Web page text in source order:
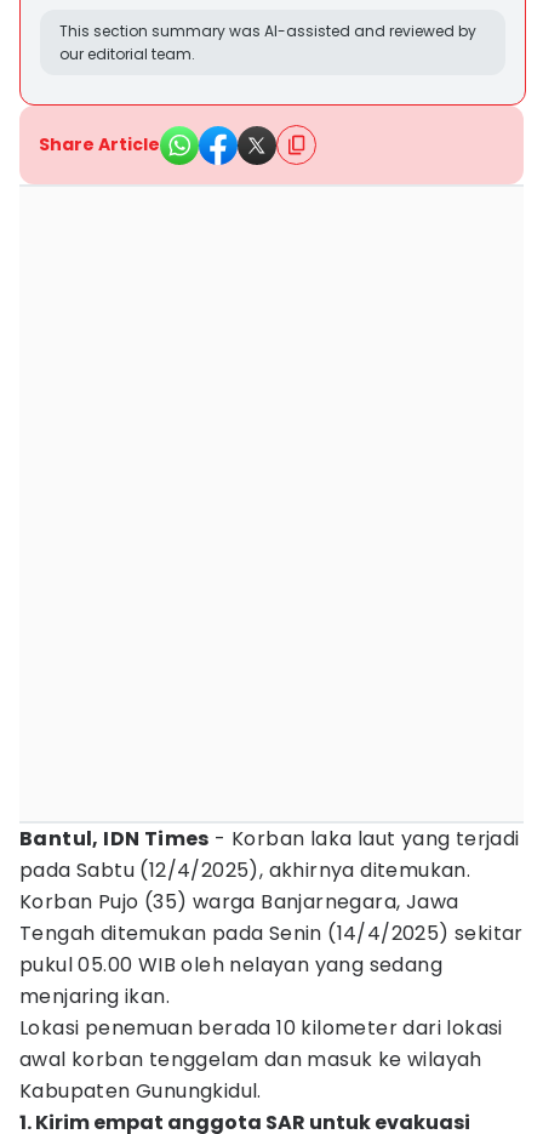
This section summary was AI-assisted and reviewed by
our editorial team.
Share Article
Bantul, IDN Times - Korban laka laut yang terjadi
pada Sabtu (12/4/2025), akhirnya ditemukan.
Korban Pujo (35) warga Banjarnegara, Jawa
Tengah ditemukan pada Senin (14/4/2025) sekitar
pukul 05.00 WIB oleh nelayan yang sedang
menjaring ikan.
Lokasi penemuan berada 10 kilometer dari lokasi
awal korban tenggelam dan masuk ke wilayah
Kabupaten Gunungkidul.
1. Kirim empat anggota SAR untuk evakuasi